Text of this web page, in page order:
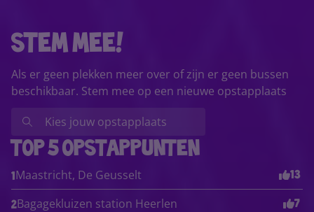
stem mee!
Als er geen plekken meer over of zijn er geen bussen
beschikbaar. Stem mee op een nieuwe opstapplaats
top 5 opstappunten
1 Maastricht, De Geusselt 13
2Bagagekluizen station Heerlen 7